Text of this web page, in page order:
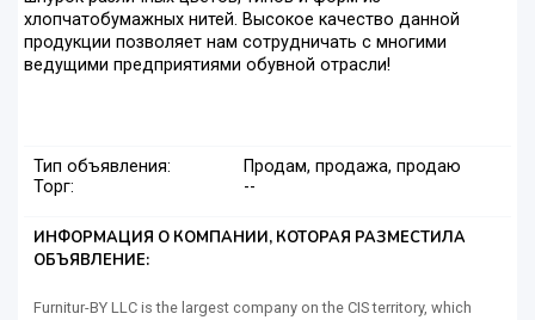
хлопчатобумажных нитей. Высокое качество данной
продукции позволяет нам сотрудничать с многими
ведущими предприятиями обувной отрасли!
Тип объявления:
Продам, продажа, продаю
Торг:
--
ИНФОРМАЦИЯ О КОМПАНИИ, КОТОРАЯ РАЗМЕСТИЛА
ОБЪЯВЛЕНИЕ:
Furnitur-BY LLC is the largest company on the CIS territory, which